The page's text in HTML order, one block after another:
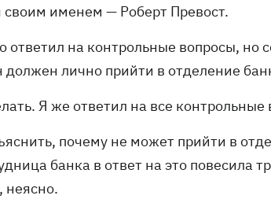
своим именем — Роберт Превост.
на контрольные вопросы, но
должен лично прийти в отделение
Я же ответил на все
почему не может прийти в
банка в ответ на это повесила
неясно.